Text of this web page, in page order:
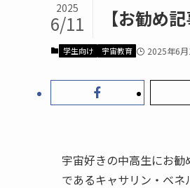
【お勧め
2025
6/11
学生向け 宇宙教育 2025年6
宇宙好きの中高生にお
であるキャサリン・ベネ